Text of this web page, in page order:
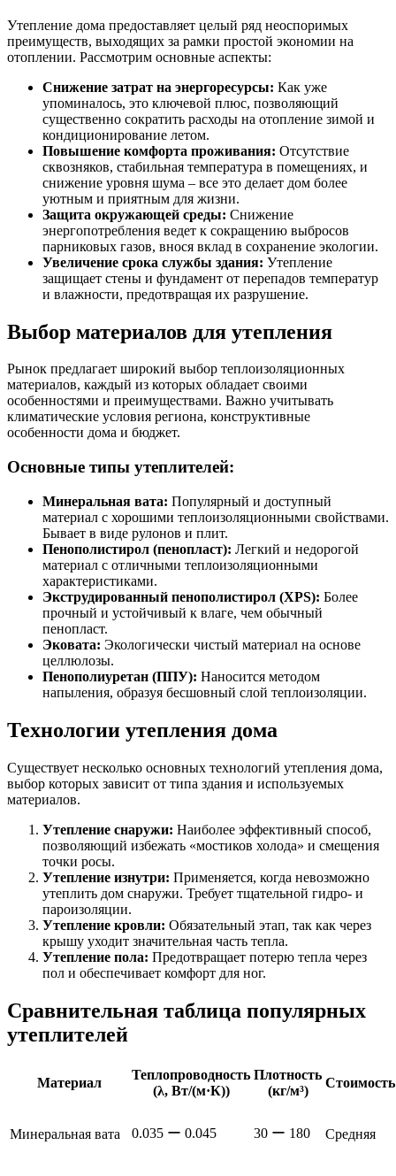
Утепление дома предоставляет целый ряд неоспоримых
преимуществ, выходящих за рамки простой экономии на
отоплении. Рассмотрим основные аспекты:
Снижение затрат на энергоресурсы: Как уже
упоминалось, это ключевой плюс, позволяющий
существенно сократить расходы на отопление зимой и
кондиционирование летом.
Повышение комфорта проживания: Отсутствие
сквозняков, стабильная температура в помещениях, и
снижение уровня шума – все это делает дом более
уютным и приятным для жизни.
Защита окружающей среды: Снижение
энергопотребления ведет к сокращению выбросов
парниковых газов, внося вклад в сохранение экологии.
Увеличение срока службы здания: Утепление
защищает стены и фундамент от перепадов температур
и влажности, предотвращая их разрушение.
Выбор материалов для утепления
Рынок предлагает широкий выбор теплоизоляционных
материалов, каждый из которых обладает своими
особенностями и преимуществами. Важно учитывать
климатические условия региона, конструктивные
особенности дома и бюджет.
Основные типы утеплителей:
Минеральная вата: Популярный и доступный
материал с хорошими теплоизоляционными свойствами.
Бывает в виде рулонов и плит.
Пенополистирол (пенопласт): Легкий и недорогой
материал с отличными теплоизоляционными
характеристиками.
Экструдированный пенополистирол (XPS): Более
прочный и устойчивый к влаге, чем обычный
пенопласт.
Эковата: Экологически чистый материал на основе
целлюлозы.
Пенополиуретан (ППУ): Наносится методом
напыления, образуя бесшовный слой теплоизоляции.
Технологии утепления дома
Существует несколько основных технологий утепления дома,
выбор которых зависит от типа здания и используемых
материалов.
Утепление снаружи: Наиболее эффективный способ,
позволяющий избежать «мостиков холода» и смещения
точки росы.
Утепление изнутри: Применяется, когда невозможно
утеплить дом снаружи. Требует тщательной гидро- и
пароизоляции.
Утепление кровли: Обязательный этап, так как через
крышу уходит значительная часть тепла.
Утепление пола: Предотвращает потерю тепла через
пол и обеспечивает комфорт для ног.
Сравнительная таблица популярных
утеплителей
Материал
Теплопроводность
(λ, Вт/(м·К))
Плотность
(кг/м³)
Стоимость
Минеральная вата 0.035 ー 0.045 30 ー 180 Средняя